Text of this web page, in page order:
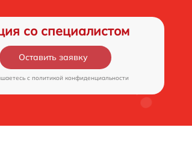
со специалистом
Оставить заявку
c политикой конфиденциальности